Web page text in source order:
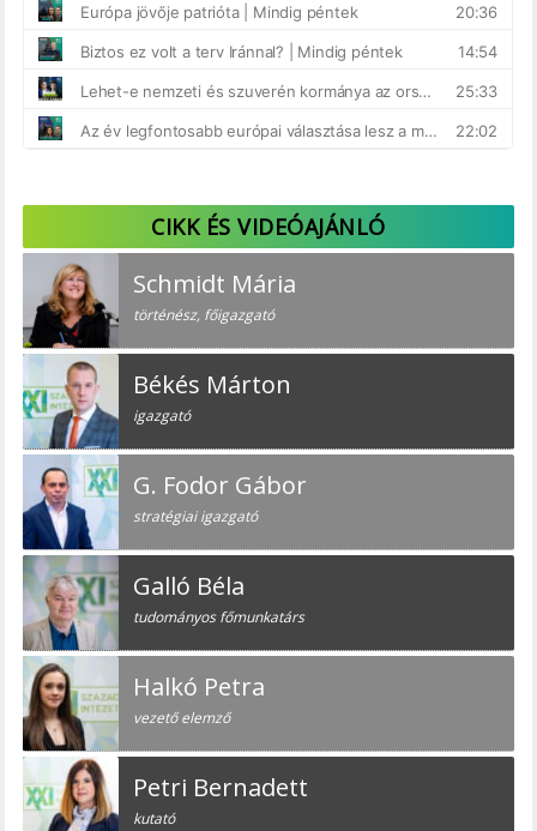
CIKK ÉS VIDEÓAJÁNLÓ
Schmidt Mária
történész, főigazgató
Békés Márton
igazgató
G. Fodor Gábor
stratégiai igazgató
Galló Béla
tudományos főmunkatárs
Halkó Petra
vezető elemző
Petri Bernadett
kutató